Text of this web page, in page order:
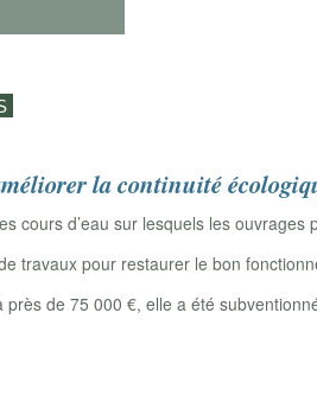
la continuité
cours d’eau sur lesquels les
travaux pour restaurer le bon
près de 75 000 €, elle a été